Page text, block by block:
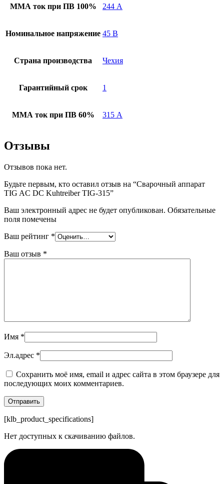
ММА ток при ПВ 100% 244 А
Номинальное напряжение 45 В
Страна производства Чехия
Гарантийный срок 1
ММА ток при ПВ 60% 315 А
Отзывы
Отзывов пока нет.
Будьте первым, кто оставил отзыв на “Сварочный аппарат
TIG AC DC Kuhtreiber TIG-315”
Ваш электронный адрес не будет опубликован. Обязательные
поля помечены
Ваш рейтинг *
Ваш отзыв *
Имя *
Эл.адрес *
Сохранить моё имя, email и адрес сайта в этом браузере для
последующих моих комментариев.
[klb_product_specifications]
Нет доступных к скачиванию файлов.